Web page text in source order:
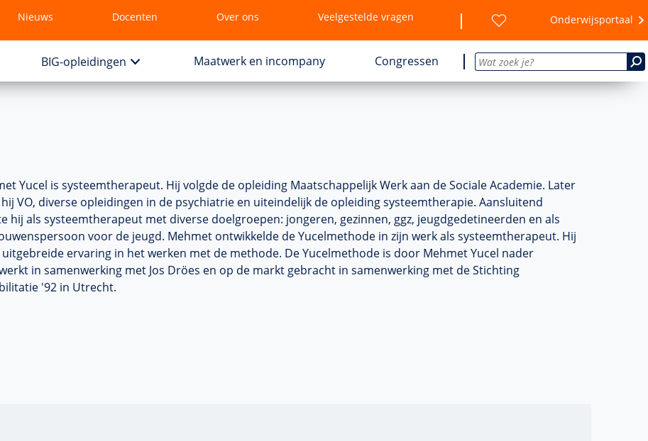
Nieuws Docenten Over ons Veelgestelde vragen Onderwijsportaal
BIG-opleidingen Maatwerk en incompany Congressen
Yucel is systeemtherapeut. Hij volgde de opleiding Maatschappelijk Werk aan de Sociale Academie. Later
VO, diverse opleidingen in de psychiatrie en uiteindelijk de opleiding systeemtherapie. Aansluitend
hij als systeemtherapeut met diverse doelgroepen: jongeren, gezinnen, ggz, jeugdgedetineerden en als
voor de jeugd. Mehmet ontwikkelde de Yucelmethode in zijn werk als systeemtherapeut. Hij
ervaring in het werken met de methode. De Yucelmethode is door Mehmet Yucel nader
in samenwerking met Jos Dröes en op de markt gebracht in samenwerking met de Stichting
'92 in Utrecht.